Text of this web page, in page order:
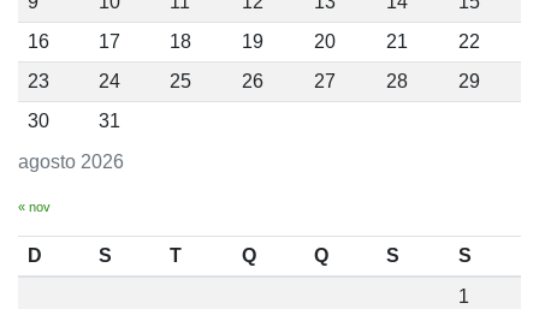
agosto 2026
16
17 18 19 20 21
22
23
24 25 26 27 28
29
30
31
« nov
D S T Q Q S
S
1